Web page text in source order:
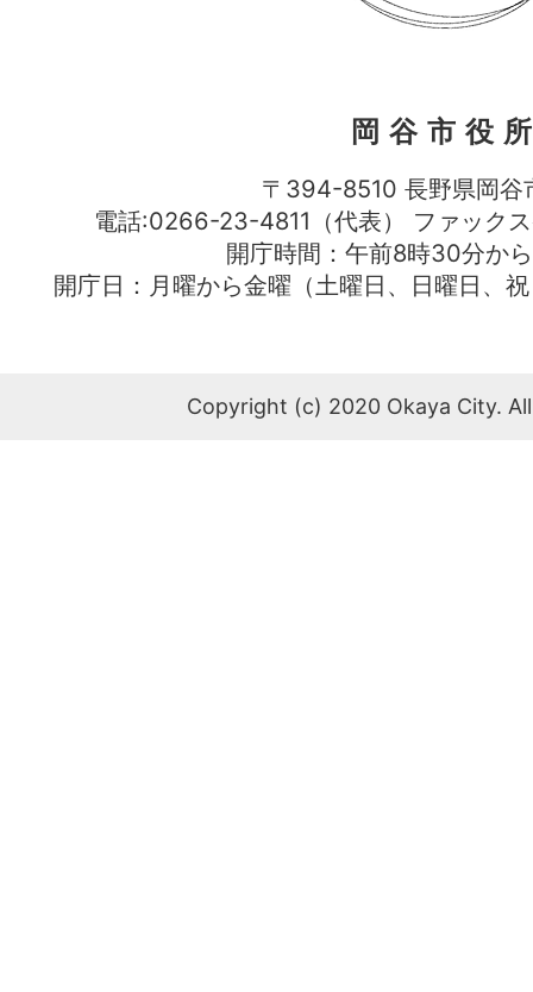
岡谷市役
〒394-8510 長野県岡谷
電話:0266-23-4811（代表） ファッ
開庁時間：午前8時30分か
開庁日：月曜から金曜（土曜日、日曜日、
Copyright (c) 2020 Okaya City.